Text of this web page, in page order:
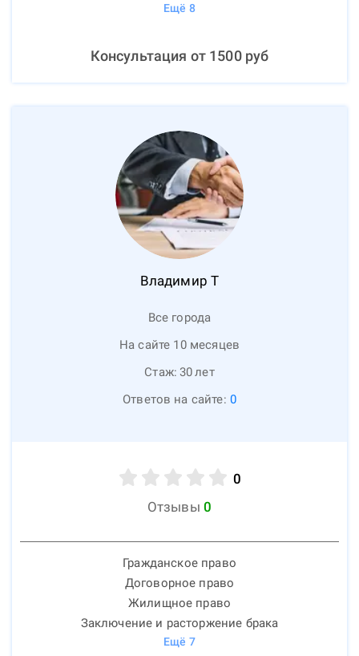
Ещё 8
Консультация от 1500руб
Владимир Т
Все города
На сайте 10 месяцев
Стаж: 30лет
Ответов на сайте: 0
0
Отзывы 0
Гражданское право
Договорное право
Жилищное право
Заключение и расторжение брака
Ещё 7